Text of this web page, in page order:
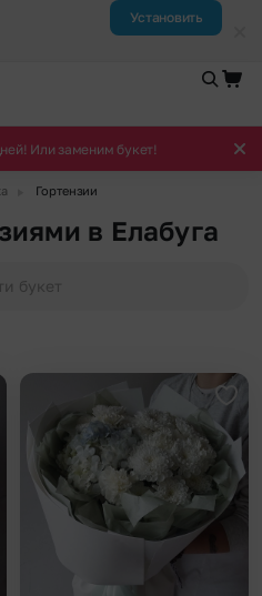
Установить
Или заменим букет!
Гортензии
в Елабуга
букет
в избранное